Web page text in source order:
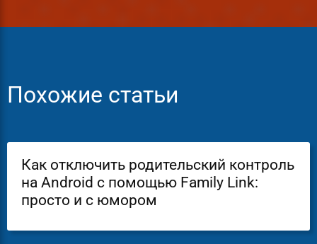
Похожие статьи
Как отключить родительский контроль
на Android с помощью Family Link:
просто и с юмором